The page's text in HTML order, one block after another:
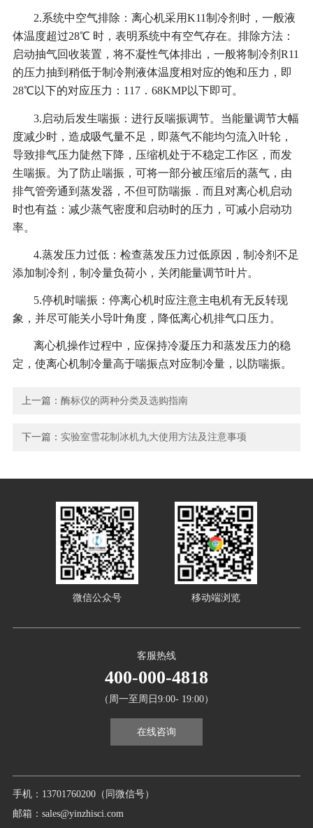
2.系统中空气排除：离心机采用K11制冷剂时，一般液
体温度超过28℃ 时，表明系统中有空气存在。排除方法：
启动抽气回收装置，将不凝性气体排出，一般将制冷剂R11
的压力抽到稍低于制冷荆液体温度相对应的饱和压力，即
28℃以下的对应压力：117．68KMP以下即可。
3.启动后发生喘振：进行反喘振调节。当能量调节大幅
度减少时，造成吸气量不足，即蒸气不能均匀流入叶轮，
导致排气压力陡然下降，压缩机处于不稳定工作区，而发
生喘振。为了防止喘振，可将一部分被压缩后的蒸气，由
排气管旁通到蒸发器，不但可防喘振．而且对离心机启动
时也有益：减少蒸气密度和启动时的压力，可减小启动功
率。
4.蒸发压力过低：检查蒸发压力过低原因，制冷剂不足
添加制冷剂，制冷量负荷小，关闭能量调节叶片。
5.停机时喘振：停离心机时应注意主电机有无反转现
象，并尽可能关小导叶角度，降低离心机排气口压力。
离心机操作过程中，应保持冷凝压力和蒸发压力的稳
定，使离心机制冷量高于喘振点对应制冷量，以防喘振。
上一篇：酶标仪的两种分类及选购指南
下一篇： 实验室雪花制冰机九大使用方法及注意事项
手机：13701760200（同微信号）
邮箱：sales@yinzhisci.com
客服热线
400-000-4818
（周一至周日9:00- 19:00）
在线咨询
微信公众号 移动端浏览